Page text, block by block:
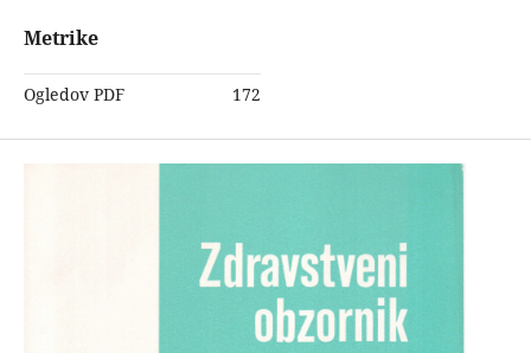
Metrike
Ogledov PDF 172